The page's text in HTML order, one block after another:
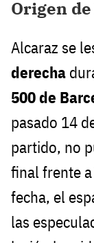
Origen
Alcaraz se
derecha
500 de
pasado 14
partido, no
final frente a
fecha, el
las